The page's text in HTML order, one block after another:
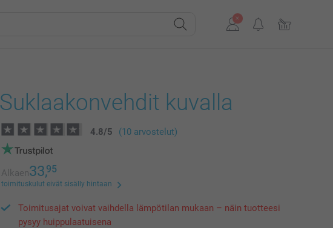
Suklaakonvehdit kuvalla
4.8/5 (10 arvostelut)
Alkaen33,95
toimituskulut eivät sisälly hintaan
Toimitusajat voivat vaihdella lämpötilan mukaan – näin tuotteesi
pysyy huippulaatuisena